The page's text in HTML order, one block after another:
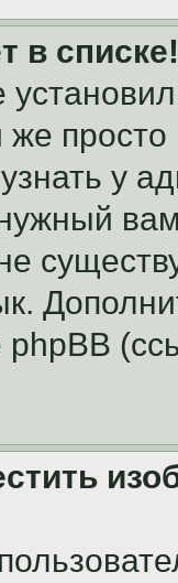
в списке!
у
phpBB